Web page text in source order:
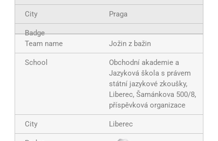
Praga
Jožin z bažin
Obchodní akademie a
Jazyková škola s právem
státní jazykové zkoušky,
Liberec, Šamánkova 500/8,
příspěvková organizace
Liberec